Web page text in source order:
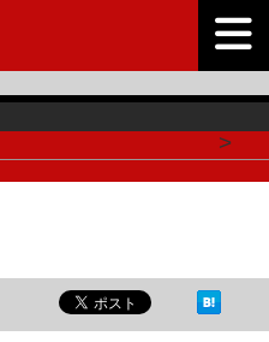
>